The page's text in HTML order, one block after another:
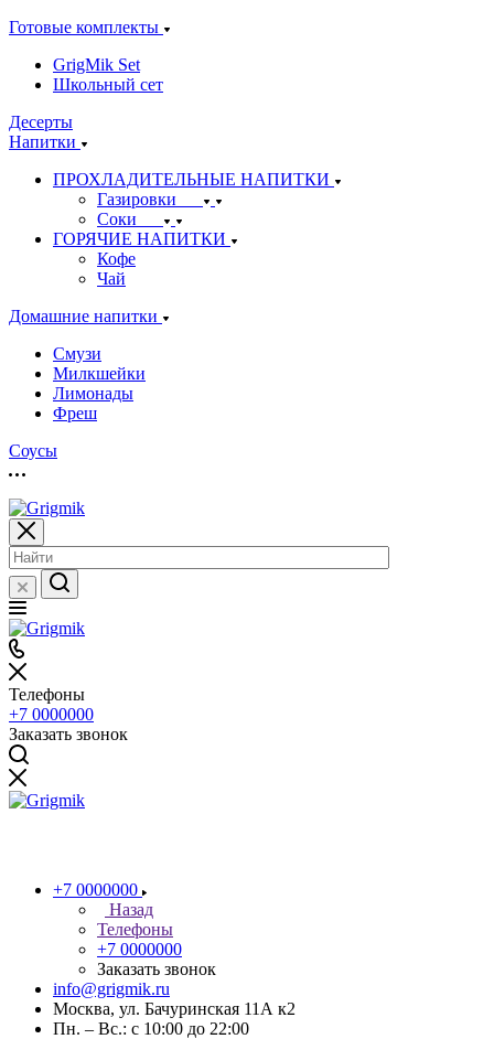
Готовые комплекты
GrigMik Set
Школьный сет
Десерты
Напитки
ПРОХЛАДИТЕЛЬНЫЕ НАПИТКИ
Газировки
Соки
ГОРЯЧИЕ НАПИТКИ
Кофе
Чай
Домашние напитки
Смузи
Милкшейки
Лимонады
Фреш
Соусы
Телефоны
+7 0000000
Заказать звонок
+7 0000000
Назад
Телефоны
+7 0000000
Заказать звонок
info@grigmik.ru
Москва, ул. Бачуринская 11А к2
Пн. – Вс.: с 10:00 до 22:00